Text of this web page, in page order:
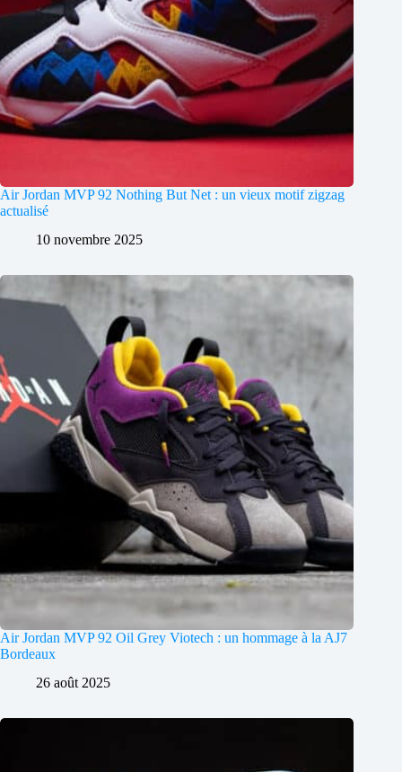
Air Jordan MVP 92 Nothing But Net : un vieux motif zigzag
actualisé
10 novembre 2025
Air Jordan MVP 92 Oil Grey Viotech : un hommage à la AJ7
Bordeaux
26 août 2025